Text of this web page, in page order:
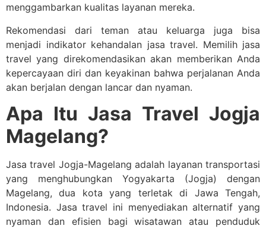
menggambarkan kualitas layanan mereka.
Rekomendasi dari teman atau keluarga juga bisa
menjadi indikator kehandalan jasa travel. Memilih jasa
travel yang direkomendasikan akan memberikan Anda
kepercayaan diri dan keyakinan bahwa perjalanan Anda
akan berjalan dengan lancar dan nyaman.
Apa Itu Jasa Travel Jogja
Magelang?
Jasa travel Jogja-Magelang adalah layanan transportasi
yang menghubungkan Yogyakarta (Jogja) dengan
Magelang, dua kota yang terletak di Jawa Tengah,
Indonesia. Jasa travel ini menyediakan alternatif yang
nyaman dan efisien bagi wisatawan atau penduduk